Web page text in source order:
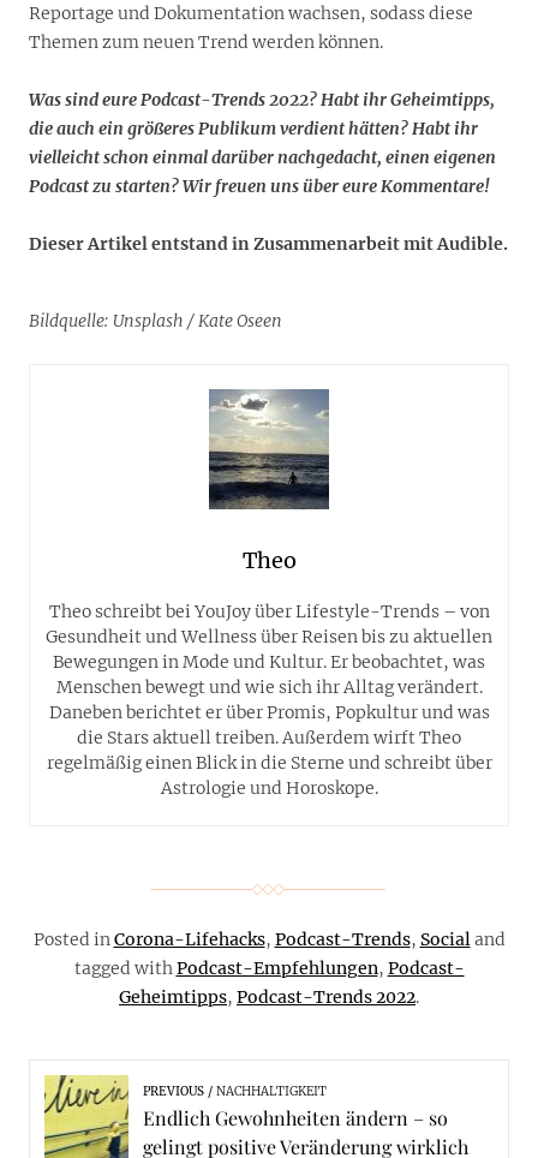
Reportage und Dokumentation wachsen, sodass diese
Themen zum neuen Trend werden können.
Was sind eure Podcast-Trends 2022? Habt ihr Geheimtipps,
die auch ein größeres Publikum verdient hätten? Habt ihr
vielleicht schon einmal darüber nachgedacht, einen eigenen
Podcast zu starten? Wir freuen uns über eure Kommentare!
Dieser Artikel entstand in Zusammenarbeit mit Audible.
Bildquelle: Unsplash / Kate Oseen
Theo
Theo schreibt bei YouJoy über Lifestyle-Trends – von
Gesundheit und Wellness über Reisen bis zu aktuellen
Bewegungen in Mode und Kultur. Er beobachtet, was
Menschen bewegt und wie sich ihr Alltag verändert.
Daneben berichtet er über Promis, Popkultur und was
die Stars aktuell treiben. Außerdem wirft Theo
regelmäßig einen Blick in die Sterne und schreibt über
Astrologie und Horoskope.
Posted inCorona-Lifehacks, Podcast-Trends, Socialand
tagged withPodcast-Empfehlungen, Podcast-
Geheimtipps, Podcast-Trends 2022.
PREVIOUS NACHHALTIGKEIT
Endlich Gewohnheiten ändern – so
gelingt positive Veränderung wirklich